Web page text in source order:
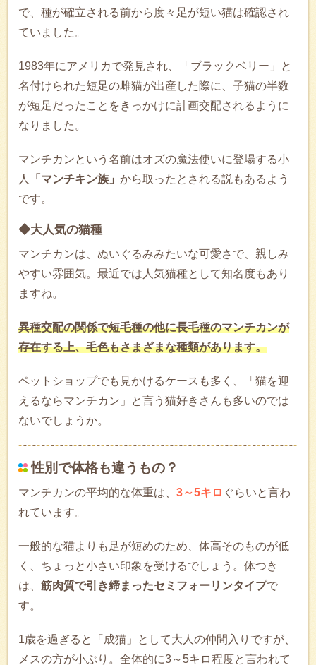
で、種が確立される前から度々足が短い猫は確認され
ていました。
1983年にアメリカで発見され、「ブラックベリー」と
名付けられた短足の雌猫が出産した際に、子猫の半数
が短足だったことをきっかけに計画交配されるように
なりました。
マンチカンという名前はオズの魔法使いに登場する小
人
「マンチキン族」 から取ったとされる説もあるよう
です。
◆大人気の猫種
マンチカンは、ぬいぐるみみたいな可愛さで、親しみ
やすい雰囲気。最近では人気猫種として知名度もあり
ますね。
異種交配の関係で短毛種の他に長毛種のマンチカンが
存在する上、毛色もさまざまな種類があります。
ペットショップでも見かけるケースも多く、「猫を迎
えるならマンチカン」と言う猫好きさんも多いのでは
ないでしょうか。
性別で体格も違うもの？
マンチカンの平均的な体重は、 3～5キロ ぐらいと言わ
れています。
一般的な猫よりも足が短めのため、体高そのものが低
く、ちょっと小さい印象を受けるでしょう。体つき
は、 筋肉質で引き締まったセミフォーリンタイプで
す。
1歳を過ぎると「成猫」として大人の仲間入りですが、
メスの方が小ぶり。全体的に3～5キロ程度と言われて